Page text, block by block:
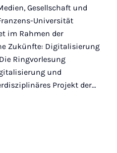
Gesellschaft und
Universität
im Rahmen der
Zukünfte: Digitalisierung
Ringvorlesung
und
Projekt der…